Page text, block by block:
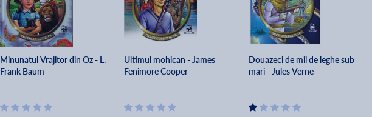
Minunatul Vrajitor din Oz - L.
Frank Baum
Ultimul mohican - James
Fenimore Cooper
Douazeci de mii de leghe sub
mari - Jules Verne